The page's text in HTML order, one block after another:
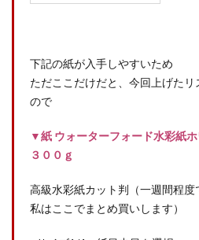
下記の紙が入手しやすいため
ただここだけだと、今回上げた
ので
▼紙 ウォーターフォード水彩紙
３００ｇ
高級水彩紙カット判（一週間程度
私はここでまとめ買いします）